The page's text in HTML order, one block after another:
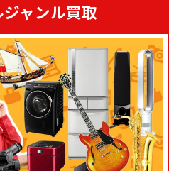
ャンル買取